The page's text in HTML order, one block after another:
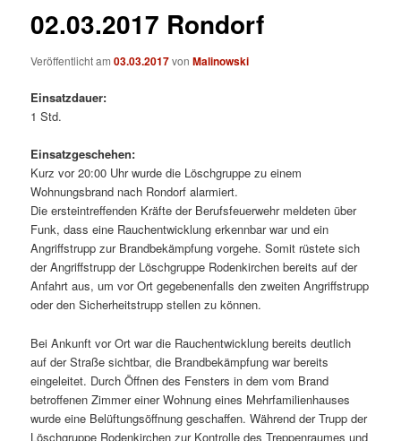
02.03.2017 Rondorf
Veröffentlicht am03.03.2017vonMalinowski
Einsatzdauer:
1 Std.
Einsatzgeschehen:
Kurz vor 20:00 Uhr wurde die Löschgruppe zu einem
Wohnungsbrand nach Rondorf alarmiert.
Die ersteintreffenden Kräfte der Berufsfeuerwehr meldeten über
Funk, dass eine Rauchentwicklung erkennbar war und ein
Angriffstrupp zur Brandbekämpfung vorgehe. Somit rüstete sich
der Angriffstrupp der Löschgruppe Rodenkirchen bereits auf der
Anfahrt aus, um vor Ort gegebenenfalls den zweiten Angriffstrupp
oder den Sicherheitstrupp stellen zu können.
Bei Ankunft vor Ort war die Rauchentwicklung bereits deutlich
auf der Straße sichtbar, die Brandbekämpfung war bereits
eingeleitet. Durch Öffnen des Fensters in dem vom Brand
betroffenen Zimmer einer Wohnung eines Mehrfamilienhauses
wurde eine Belüftungsöffnung geschaffen. Während der Trupp der
Löschgruppe Rodenkirchen zur Kontrolle des Treppenraumes und